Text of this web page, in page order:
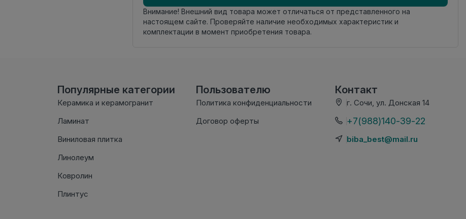
Внимание! Внешний вид товара может отличаться от представленного на
настоящем сайте. Проверяйте наличие необходимых характеристик и
комплектации в момент приобретения товара.
Популярные категории
Керамика и керамогранит
Ламинат
Виниловая плитка
Линолеум
Ковролин
Плинтус
Пользователю
Политика конфиденциальности
Договор оферты
Контакт
г. Сочи, ул. Донская 14
+7(988)140-39-22
biba_best@mail.ru